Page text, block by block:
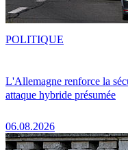
L'Allemagne renforce la
attaque hybride présumée
06.08.2026
POLITIQUE